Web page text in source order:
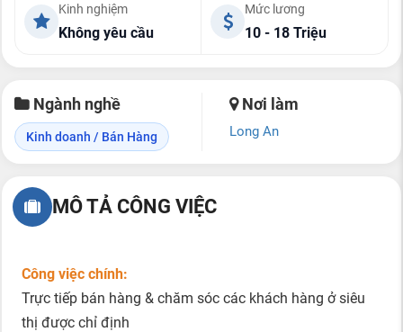
Kinh nghiệm
Không yêu cầu
Mức lương
10 - 18 Triệu
Ngành nghề
Kinh doanh / Bán Hàng
Nơi làm
Long An
MÔ TẢ CÔNG VIỆC
Công việc chính:
Trực tiếp bán hàng & chăm sóc các khách hàng ở siêu
thị được chỉ định